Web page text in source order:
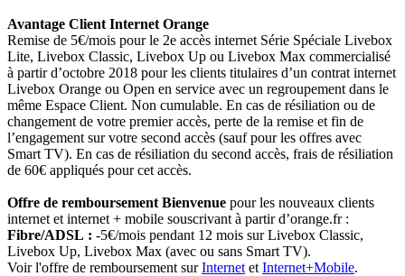
Avantage Client Internet Orange
Remise de 5€/mois pour le 2e accès internet Série Spéciale Livebox
Lite, Livebox Classic, Livebox Up ou Livebox Max commercialisé
à partir d’octobre 2018 pour les clients titulaires d’un contrat internet
Livebox Orange ou Open en service avec un regroupement dans le
même Espace Client. Non cumulable. En cas de résiliation ou de
changement de votre premier accès, perte de la remise et fin de
l’engagement sur votre second accès (sauf pour les offres avec
Smart TV). En cas de résiliation du second accès, frais de résiliation
de 60€ appliqués pour cet accès.
Offre de remboursement Bienvenue pour les nouveaux clients
internet et internet + mobile souscrivant à partir d’orange.fr :
Fibre/ADSL : -5€/mois pendant 12 mois sur Livebox Classic,
Livebox Up, Livebox Max (avec ou sans Smart TV).
Voir l'offre de remboursement surInternet et Internet+Mobile.